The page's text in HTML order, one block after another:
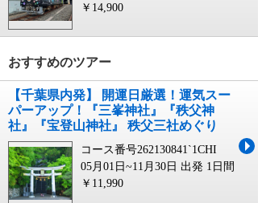
￥14,900
おすすめのツアー
【千葉県内発】 開運日厳選！運気スー
パーアップ！『三峯神社』『秩父神
社』『宝登山神社』 秩父三社めぐり
コース番号262130841`1CHI
05月01日~11月30日 出発 1日間
￥11,990